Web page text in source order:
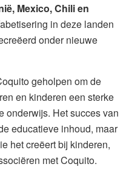
Mexico, Chili en
in deze landen
onder nieuwe
geholpen om de
en kinderen een sterke
onderwijs. Het succes van
educatieve inhoud, maar
het creëert bij kinderen,
met Coquito.